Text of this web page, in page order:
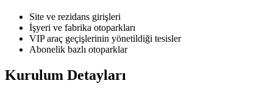
Site ve rezidans girişleri
İşyeri ve fabrika otoparkları
VIP araç geçişlerinin yönetildiği tesisler
Abonelik bazlı otoparklar
Kurulum Detayları